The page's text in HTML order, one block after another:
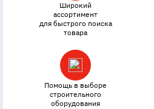
Широкий
ассортимент
для быстрого поиска
товара
Помощь в выборе
строительного
оборудования